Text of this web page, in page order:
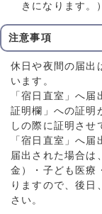
きになります。）
注意事項
休日や夜間の届出
います。
「宿日直室」へ
証明欄」への証明
しの際に証明させ
「宿日直室」へ
届出された場合は
金）・子ども医療
りますので、後日
さい。